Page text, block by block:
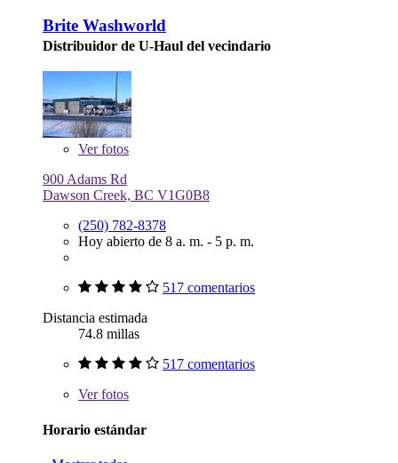
Brite Washworld
Distribuidor de U-Haul del vecindario
Verfotos
900 Adams Rd
Dawson Creek, BC V1G0B8
(250) 782-8378
Hoy abierto de 8 a. m. - 5 p. m.
517 comentarios
Distancia estimada
74.8 millas
517 comentarios
Verfotos
Horario estándar